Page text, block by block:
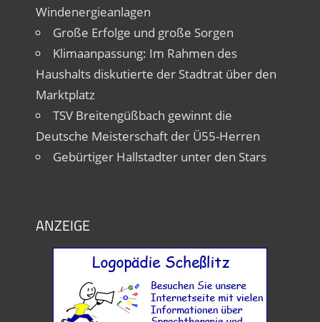
Windenergieanlagen
Große Erfolge und große Sorgen
Klimaanpassung: Im Rahmen des
Haushalts diskutierte der Stadtrat über den
Marktplatz
TSV Breitengüßbach gewinnt die
Deutsche Meisterschaft der Ü55-Herren
Gebürtiger Hallstadter unter den Stars
ANZEIGE